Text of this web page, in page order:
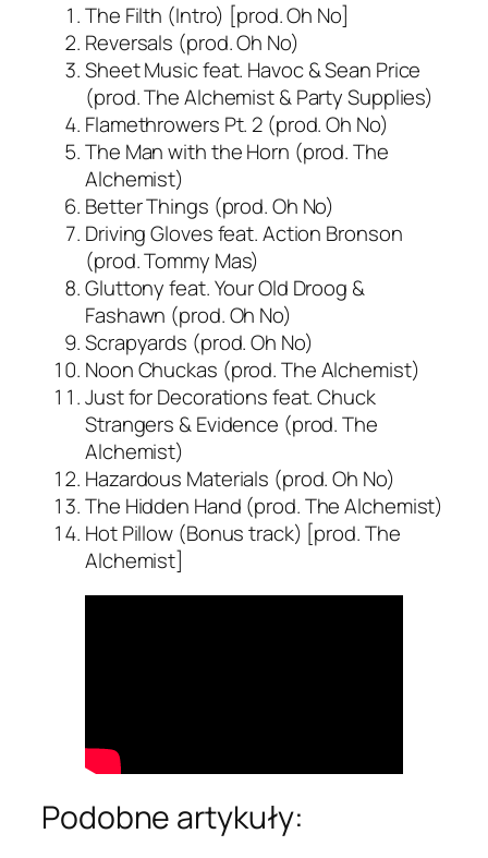
The Filth (Intro) [prod. Oh No]
Reversals (prod. Oh No)
Sheet Music feat. Havoc & Sean Price
(prod. The Alchemist & Party Supplies)
Flamethrowers Pt. 2 (prod. Oh No)
The Man with the Horn (prod. The
Alchemist)
Better Things (prod. Oh No)
Driving Gloves feat. Action Bronson
(prod. Tommy Mas)
Gluttony feat. Your Old Droog &
Fashawn (prod. Oh No)
Scrapyards (prod. Oh No)
Noon Chuckas (prod. The Alchemist)
Just for Decorations feat. Chuck
Strangers & Evidence (prod. The
Alchemist)
Hazardous Materials (prod. Oh No)
The Hidden Hand (prod. The Alchemist)
Hot Pillow (Bonus track) [prod. The
Alchemist]
Podobne artykuły: